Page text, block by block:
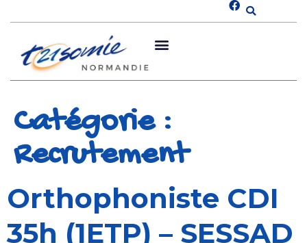
Catégorie :
Recrutement
Orthophoniste CDI
35h (1ETP) – SESSAD